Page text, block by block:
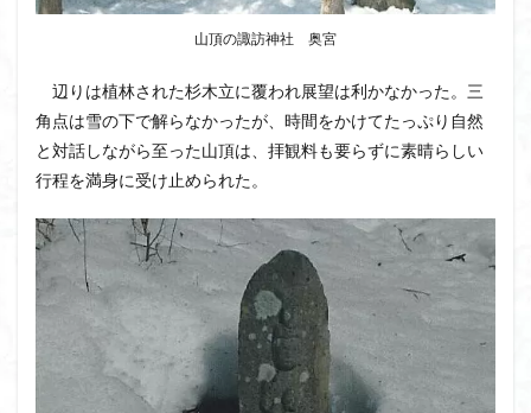
山頂の諏訪神社 奥宮
辺りは植林された杉木立に覆われ展望は利かなかった。三
角点は雪の下で解らなかったが、時間をかけてたっぷり自然
と対話しながら至った山頂は、拝観料も要らずに素晴らしい
行程を満身に受け止められた。
検索